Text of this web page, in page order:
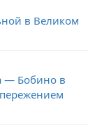
в Великом
— Бобино в